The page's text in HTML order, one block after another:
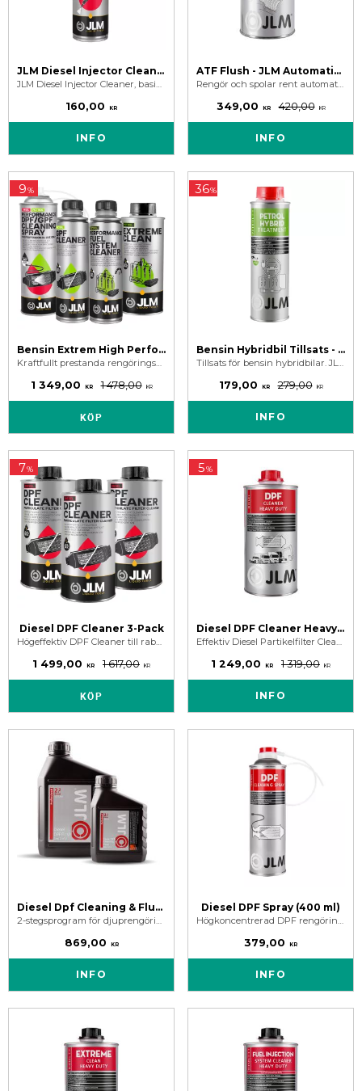
JLM Lubricants bränsletillsatser köper du enklast
här på Josema.se
JLM Diesel Injector Cleaner
JLM Diesel Injector Cleaner, basic dieseltillsats för lättare rengöring & underhåll av dieselbränslesystemet.
160,00 KR
INFO
ATF Flush - JLM Automatic Transmission Flush 500 ML
Rengör och spolar rent automatlådan. Tar bort slam, smuts och slitageavlagringar. Ger bättre prestanda och växling.
349,00 KR 420,00 KR
INFO
Bensin Extrem High Performance Partikelfilter Rengöringspaket
Kraftfullt prestanda rengöringspaket för bensinbilar som har problem med partikelfilter.
1 349,00 KR 1 478,00 KR
9%
KÖP
Bensin Hybridbil Tillsats - JLM Petrol Hybrid Treatment 250 ml
Tillsats för bensin hybridbilar. JLM bensin hybrid bensintillsats skyddar, smörjer och rengör hybrid bränslesystemet i elhybridbilar
179,00 KR 279,00 KR
36%
INFO
Diesel DPF Cleaner 3-Pack
Högeffektiv DPF Cleaner till rabatterat pris. Rengör och återställer partikelfilter funktionen, minskar utsläppen och förlänger din motors livslängd.
1 499,00 KR 1 617,00 KR
7%
KÖP
Diesel DPF Cleaner Heavy Duty 1L
Effektiv Diesel Partikelfilter Cleaner för tunga fordon. Löser upp sot & avlagringar i DPF-systemet.
1 249,00 KR 1 319,00 KR
5%
INFO
Diesel Dpf Cleaning & Flush Fluid Pack
2-stegsprogram för djuprengöring och spolning av mycket sotiga och blockerade partikelfilter. DPF Flush endast för professionellt bruk.
869,00 KR
INFO
Diesel DPF Spray (400 ml)
Högkoncentrerad DPF rengörings spray för att rensa och lösa upp smuts i blockerat partikelfilter.
379,00 KR
INFO